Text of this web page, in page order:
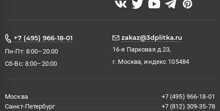
+7 (495) 966-18-01
Пн-Пт: 8:00–20:00
Сб-Вс: 8:00–20:00
zakaz@3dplitka.ru
16-я Парковая д.23,
г. Москва, индекс 105484
Москва
+7 (495) 966-18-01
Санкт-Петербург
+7 (812) 309-35-78